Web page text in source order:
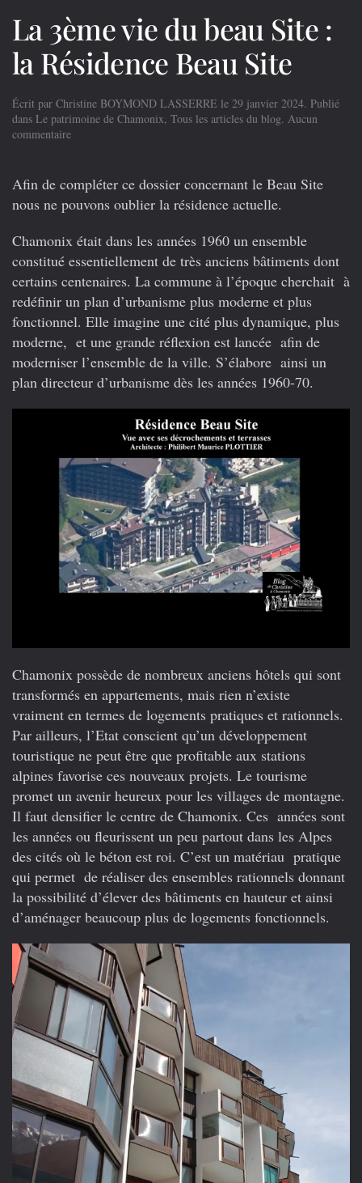
La 3ème vie du beau Site :
la Résidence Beau Site
Écrit par Christine BOYMOND LASSERRE le 29 janvier 2024. Publié
dans Le patrimoine de Chamonix, Tous les articles du blog. Aucun
commentairesur
vie
beau
:
la
Beau
Site
Afin de compléter ce dossier concernant le Beau Site
nous ne pouvons oublier la résidence actuelle.
Chamonix était dans les années 1960 un ensemble
constitué essentiellement de très anciens bâtiments dont
certains centenaires. La commune à l’époque cherchait à
redéfinir un plan d’urbanisme plus moderne et plus
fonctionnel. Elle imagine une cité plus dynamique, plus
moderne, et une grande réflexion est lancée afin de
moderniser l’ensemble de la ville. S’élabore ainsi un
plan directeur d’urbanisme dès les années 1960-70.
Chamonix possède de nombreux anciens hôtels qui sont
transformés en appartements, mais rien n’existe
vraiment en termes de logements pratiques et rationnels.
Par ailleurs, l’Etat conscient qu’un développement
touristique ne peut être que profitable aux stations
alpines favorise ces nouveaux projets. Le tourisme
promet un avenir heureux pour les villages de montagne.
Il faut densifier le centre de Chamonix. Ces années sont
les années ou fleurissent un peu partout dans les Alpes
des cités où le béton est roi. C’est un matériau pratique
qui permet de réaliser des ensembles rationnels donnant
la possibilité d’élever des bâtiments en hauteur et ainsi
d’aménager beaucoup plus de logements fonctionnels.